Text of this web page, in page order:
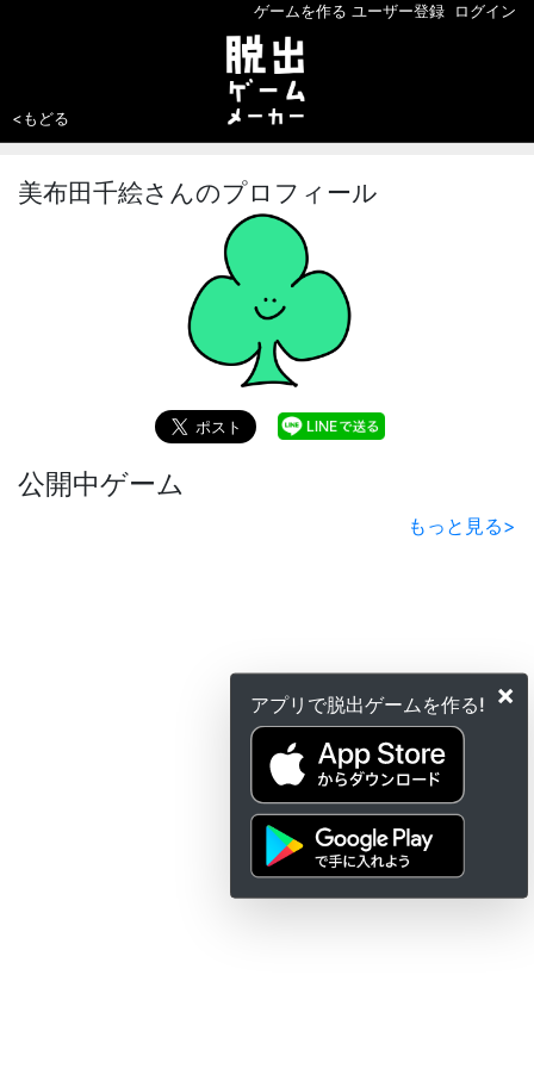
×
アプリで脱出ゲームを作る!
ゲームを作る ユーザー登録 ログイン
<もどる
美布田千絵さんのプロフィール
公開中ゲーム
もっと見る>